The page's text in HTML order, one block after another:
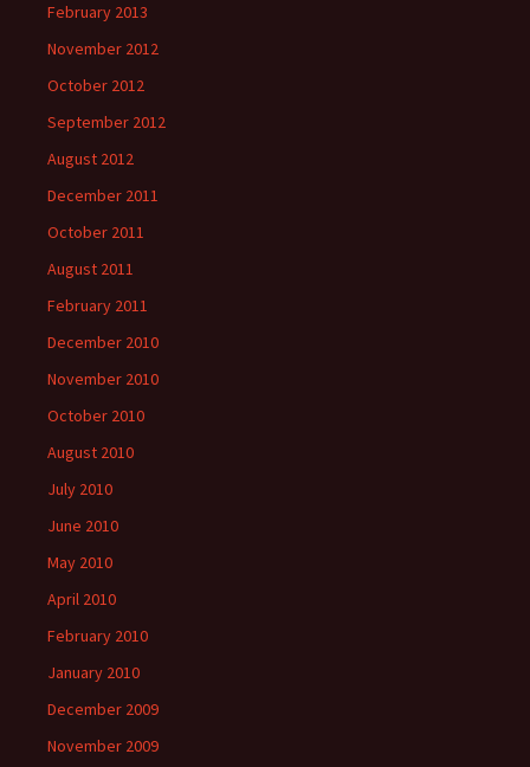
February 2013
November 2012
October 2012
September 2012
August 2012
December 2011
October 2011
August 2011
February 2011
December 2010
November 2010
October 2010
August 2010
July 2010
June 2010
May 2010
April 2010
February 2010
January 2010
December 2009
November 2009